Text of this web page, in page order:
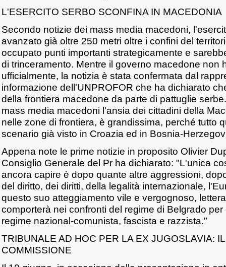
L'ESERCITO SERBO SCONFINA IN MACEDONIA
Secondo notizie dei mass media macedoni,
avanzato già oltre 250 metri oltre i confini del
occupato punti importanti strategicamente e
di trinceramento. Mentre il governo macedone non
ufficialmente, la notizia è stata confermata dal
informazione dell'UNPROFOR che ha dichiarato
della frontiera macedone da parte di pattuglie
mass media macedoni l'ansia dei cittadini della
nelle zone di frontiera, è grandissima, perché tutto
scenario già visto in Croazia ed in Bosnia-
Appena note le prime notizie in proposito Olivier
Consiglio Generale del Pr ha dichiarato: "L'unica
ancora capire è dopo quante altre aggressioni,
del diritto, dei diritti, della legalità internazionale,
questo suo atteggiamento vile e vergognoso,
comporterà nei confronti del regime di Belgrado
regime nazional-comunista, fascista e razzista."
TRIBUNALE AD HOC PER LA EX JUGOSLAVIA:
COMMISSIONE